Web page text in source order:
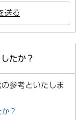
送る
たか？
参考といたしま
？